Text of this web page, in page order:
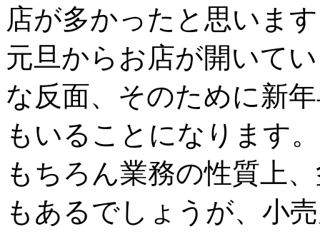
店が多かったと思いま
元旦からお店が開いて
な反面、そのために新
もいることになります。
もちろん業務の性質上
もあるでしょうが、小